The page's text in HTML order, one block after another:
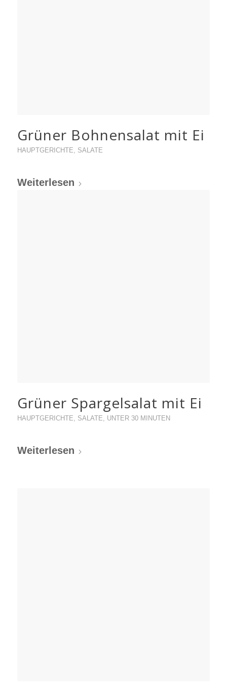
Grüner Bohnensalat mit Ei
HAUPTGERICHTE, SALATE
Weiterlesen
Grüner Spargelsalat mit Ei
HAUPTGERICHTE, SALATE, UNTER 30 MINUTEN
Weiterlesen